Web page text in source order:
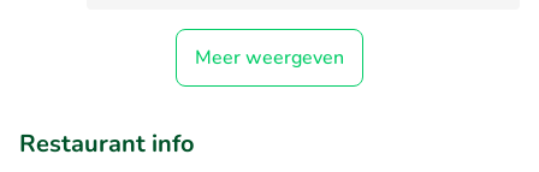
Meer weergeven
Restaurant info